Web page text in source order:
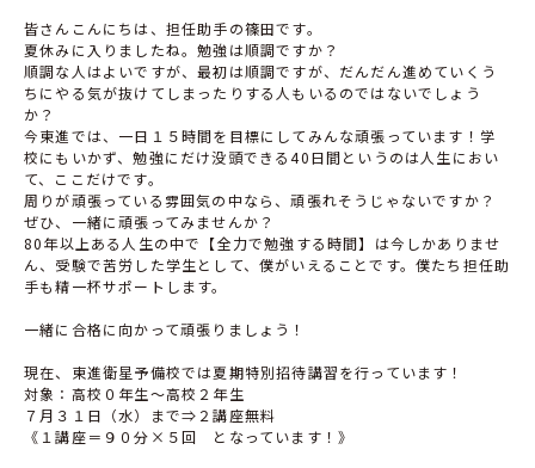
皆さんこんにちは、担任助手の篠田です。
夏休みに入りましたね。勉強は順調ですか？
順調な人はよいですが、最初は順調ですが、だんだん進めていくう
ちにやる気が抜けてしまったりする人もいるのではないでしょう
か？
今東進では、一日１５時間を目標にしてみんな頑張っています！学
校にもいかず、勉強にだけ没頭できる40日間というのは人生におい
て、ここだけです。
周りが頑張っている雰囲気の中なら、頑張れそうじゃないですか？
ぜひ、一緒に頑張ってみませんか？
80年以上ある人生の中で【全力で勉強する時間】は今しかありませ
ん、受験で苦労した学生として、僕がいえることです。僕たち担任助
手も精一杯サポートします。
一緒に合格に向かって頑張りましょう！
現在、東進衛星予備校では夏期特別招待講習を行っています！
対象：高校０年生～高校２年生
７月３１日（水）まで⇒２講座無料
《１講座＝９０分×５回 となっています！》